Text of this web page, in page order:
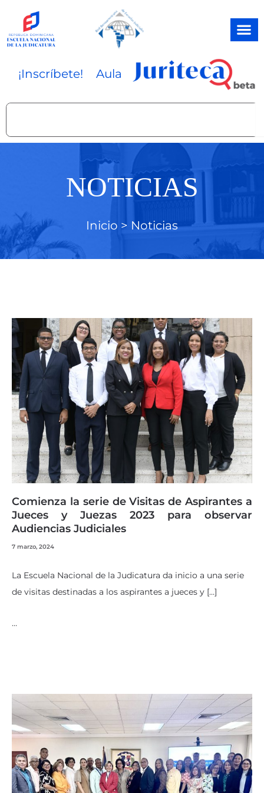
contenido
¡Inscríbete! Aula
Search
NOTICIAS
Inicio > Noticias
Comienza la serie de Visitas de Aspirantes a
Jueces y Juezas 2023 para observar
Audiencias Judiciales
7 marzo, 2024
La Escuela Nacional de la Judicatura da inicio a una serie
de visitas destinadas a los aspirantes a jueces y […]
…
PagePagePagePagePage